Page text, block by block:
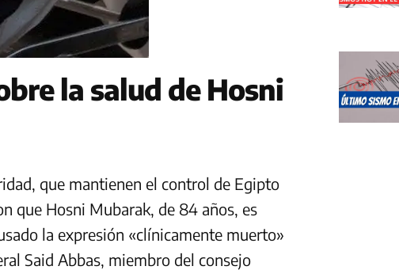
la salud de Hosni
que mantienen el control de Egipto
que Hosni Mubarak, de 84 años, es
la expresión «clínicamente muerto»
Said Abbas, miembro del consejo